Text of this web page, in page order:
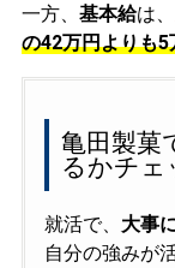
一方、 基本給は、
の42万円よりも
亀田製菓
るかチェ
就活で、 大事
自分の強みが